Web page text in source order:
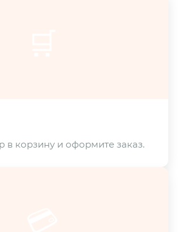
в корзину и оформите заказ.